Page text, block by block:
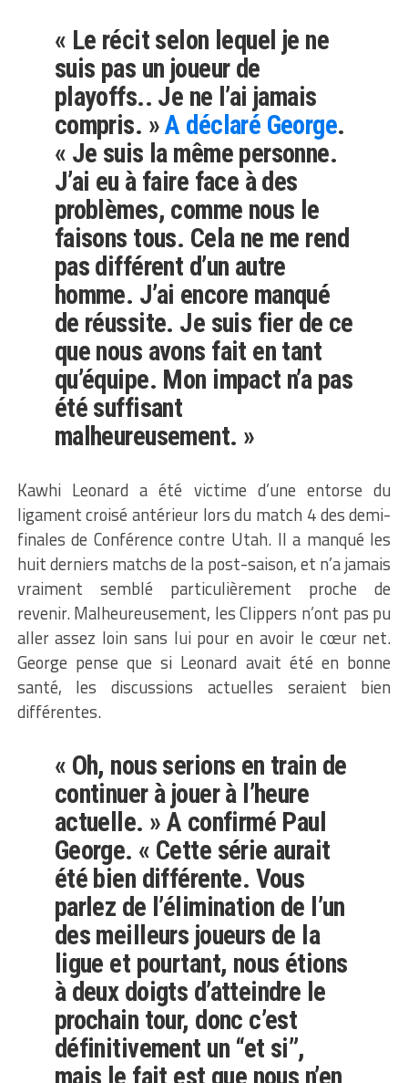
« Le récit selon lequel je ne
suis pas un joueur de
playoffs.. Je ne l’ai jamais
compris. »A déclaré George.
« Je suis la même personne.
J’ai eu à faire face à des
problèmes, comme nous le
faisons tous. Cela ne me rend
pas différent d’un autre
homme. J’ai encore manqué
de réussite. Je suis fier de ce
que nous avons fait en tant
qu’équipe. Mon impact n’a pas
été suffisant
malheureusement. »
Kawhi Leonard a été victime d’une entorse du
ligament croisé antérieur lors du match 4 des demi-
finales de Conférence contre Utah. Il a manqué les
huit derniers matchs de la post-saison, et n’a jamais
vraiment semblé particulièrement proche de
revenir. Malheureusement, les Clippers n’ont pas pu
aller assez loin sans lui pour en avoir le cœur net.
George pense que si Leonard avait été en bonne
santé, les discussions actuelles seraient bien
différentes.
« Oh, nous serions en train de
continuer à jouer à l’heure
actuelle. » A confirmé Paul
George. « Cette série aurait
été bien différente. Vous
parlez de l’élimination de l’un
des meilleurs joueurs de la
ligue et pourtant, nous étions
à deux doigts d’atteindre le
prochain tour, donc c’est
définitivement un “et si”,
mais le fait est que nous n’en